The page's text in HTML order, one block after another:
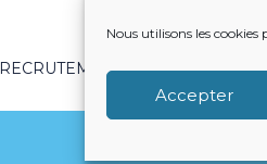
Nous utilisons les
Accepter
RECRUTEMENT NOTRE